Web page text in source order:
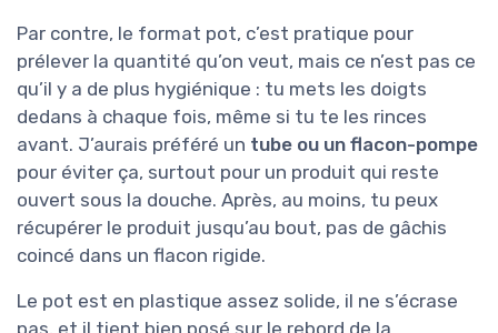
Par contre, le format pot, c’est pratique pour
prélever la quantité qu’on veut, mais ce n’est pas ce
qu’il y a de plus hygiénique : tu mets les doigts
dedans à chaque fois, même si tu te les rinces
avant. J’aurais préféré un tube ou un flacon-pompe
pour éviter ça, surtout pour un produit qui reste
ouvert sous la douche. Après, au moins, tu peux
récupérer le produit jusqu’au bout, pas de gâchis
coincé dans un flacon rigide.
Le pot est en plastique assez solide, il ne s’écrase
pas, et il tient bien posé sur le rebord de la